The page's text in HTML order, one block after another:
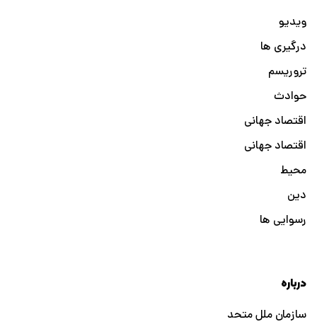
ویدیو
درگیری ها
تروریسم
حوادث
اقتصاد جهانی
اقتصاد جهانی
محیط
دین
رسوایی ها
درباره
سازمان ملل متحد